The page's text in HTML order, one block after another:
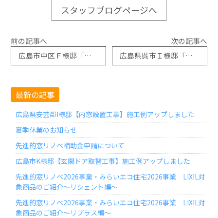
スタッフブログページへ
前の記事へ
広島市中区Ｆ様邸「内付網戸取付工事」施工例アップしました
次の記事へ
広島県呉市Ｉ様邸「スタイルシェード取付工事」施工例アップしました
最新の記事
広島県安芸郡I様邸【内窓設置工事】施工例アップしました
夏季休業のお知らせ
先進的窓リノベ補助金申請について
広島市K様邸【玄関ドア取替工事】施工例アップしました
先進的窓リノベ2026事業・みらいエコ住宅2026事業 LIXIL対
象商品のご紹介～リシェント編～
先進的窓リノベ2026事業・みらいエコ住宅2026事業 LIXIL対
象商品のご紹介～リプラス編～